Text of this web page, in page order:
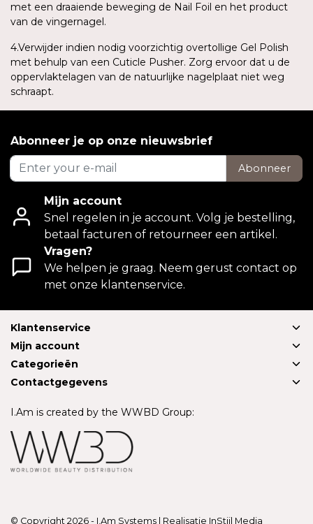
met een draaiende beweging de Nail Foil en het product
van de vingernagel.
4.Verwijder indien nodig voorzichtig overtollige Gel Polish
met behulp van een Cuticle Pusher. Zorg ervoor dat u de
oppervlaktelagen van de natuurlijke nagelplaat niet weg
schraapt.
Abonneer je op onze nieuwsbrief
Abonneer
Mijn account
Snel regelen in je account. Volg je bestelling,
betaal facturen of retourneer een artikel.
Vragen?
We helpen je graag. Neem gerust contact op
met onze klantenservice.
Klantenservice
Mijn account
Categorieën
Contactgegevens
I.Am is created by the WWBD Group:
© Copyright 2026 - I.Am Systems | Realisatie InStijl Media